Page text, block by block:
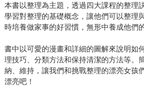
本書以整理為主題，透過四大課程的整理
學習對整理的基礎概念，讓他們可以整理
時培養做家事的好習慣，無形中養成他們
書中以可愛的漫畫和詳細的圖解來說明如
理技巧、分類方法和保持清潔的方法等。
納、維持，讓我們和挑戰整理的漂亮女孩
漂亮吧！